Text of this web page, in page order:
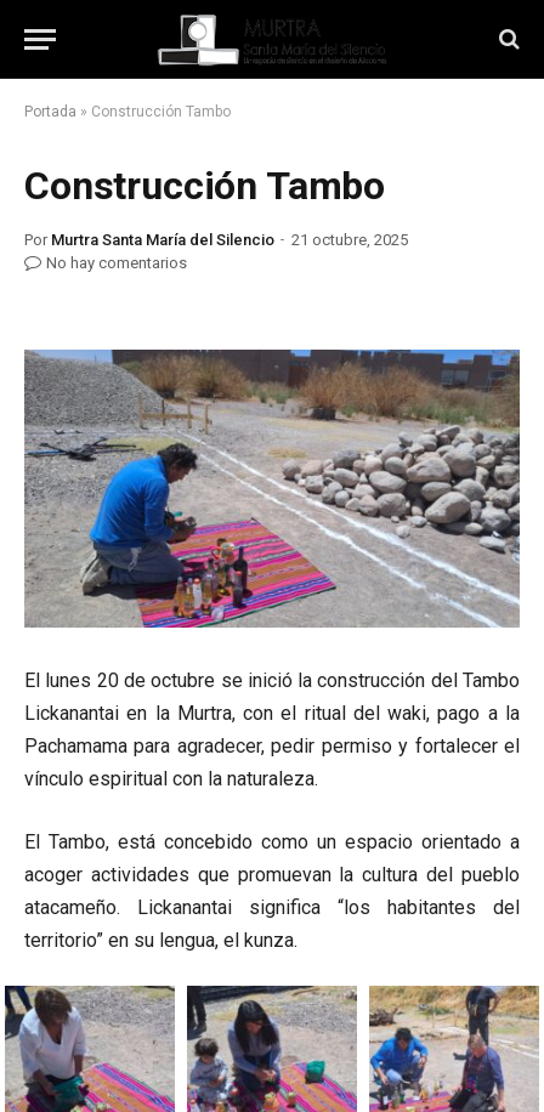
Portada » Construcción Tambo
Construcción Tambo
Por Murtra Santa María del Silencio
21 octubre, 2025
No hay comentarios
El lunes 20 de octubre se inició la construcción del Tambo
Lickanantai en la Murtra, con el ritual del waki, pago a la
Pachamama para agradecer, pedir permiso y fortalecer el
vínculo espiritual con la naturaleza.
El Tambo, está concebido como un espacio orientado a
acoger actividades que promuevan la cultura del pueblo
atacameño. Lickanantai significa “los habitantes del
territorio” en su lengua, el kunza.